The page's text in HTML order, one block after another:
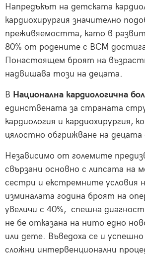
Напредъкът на детската
кардиохирургия значително
преживяемостта, като в
80% от родените с ВСМ
Понастоящем броят на
надвишава този на децата.
В Национална кардиологична
единствената за страната
кардиология и кардиохирургия,
цялостно обгрижване на
Независимо от големите
свързани основно с липсата на
сестри и екстремните условия
изминалата година броят на
увеличи с 40%, спешна
не бе отказана на нито едно
или дете. Въведоха се и
сложни интервенционални